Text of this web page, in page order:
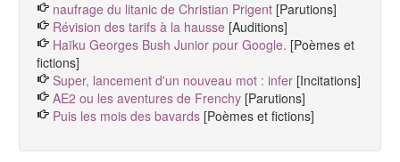
naufrage du litanic de Christian Prigent [Parutions]
Révision des tarifs à la hausse [Auditions]
Haïku Georges Bush Junior pour Google. [Poèmes et
fictions]
Super, lancement d'un nouveau mot : infer [Incitations]
AE2 ou les aventures de Frenchy [Parutions]
Puis les mois des bavards [Poèmes et fictions]